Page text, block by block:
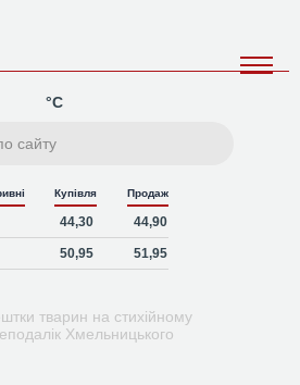
°C
Купівля Продаж
44,30 44,90
50,95 51,95
тварин на стихійному
Хмельницького